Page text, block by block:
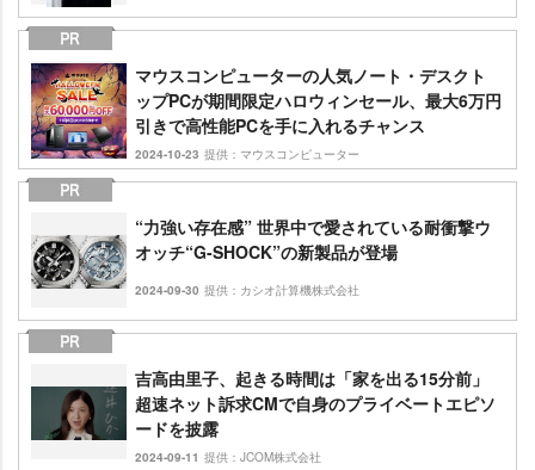
マウスコンピューターの人気ノート・デスクト
ップPCが期間限定ハロウィンセール、最大6万円
引きで高性能PCを手に入れるチャンス
2024-10-23 提供：マウスコンピューター
“力強い存在感” 世界中で愛されている耐衝撃ウ
オッチ“G-SHOCK”の新製品が登場
2024-09-30 提供：カシオ計算機株式会社
吉高由里子、起きる時間は「家を出る15分前」
超速ネット訴求CMで自身のプライベートエピソ
ードを披露
2024-09-11 提供：JCOM株式会社